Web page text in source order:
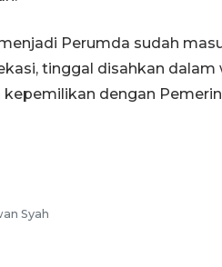
Perumda sudah
tinggal disahkan
dengan
Syah